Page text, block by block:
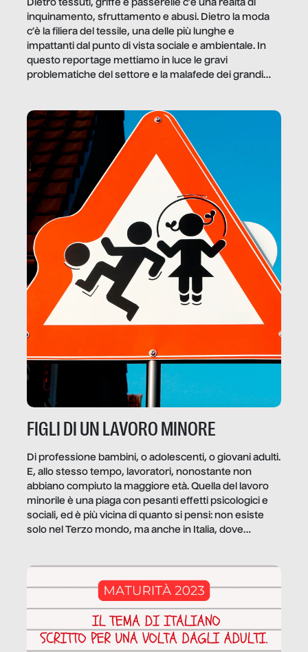
Dietro tessuti, griffe e passerelle c’è una realtà di
inquinamento, sfruttamento e abusi. Dietro la moda
c’è la filiera del tessile, una delle più lunghe e
impattanti dal punto di vista sociale e ambientale. In
questo reportage mettiamo in luce le gravi
problematiche del settore e la malafede dei grandi
FIGLI DI UN LAVORO MINORE
Di professione bambini, o adolescenti, o giovani adulti.
E, allo stesso tempo, lavoratori, nonostante non
abbiano compiuto la maggiore età. Quella del lavoro
minorile è una piaga con pesanti effetti psicologici e
sociali, ed è più vicina di quanto si pensi: non esiste
solo nel Terzo mondo, ma anche in Italia, dove